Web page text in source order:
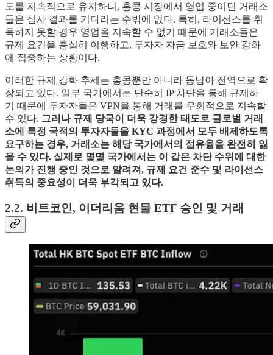
도를 지속적으로 유지하니, 홍콩 시장에서 영업 중이던 거래소
들은 심사 결과를 기다리는 수밖에 없다. 특히, 라이선스를 취
득하지 못할 경우 영업을 지속할 수 없기 때문에 거래소들은
규제 요건을 충실히 이행하고, 투자자 자금 보호와 보안 강화
에 집중하는 상황이다.
이러한 규제 강화 추세는 홍콩뿐만 아니라 동남아 전역으로 확
장되고 있다. 일부 국가에서는 단순히 IP 차단을 통해 규제하
기 때문에 투자자들은 VPN을 통해 거래를 우회적으로 지속할
수 있다. 그러나 규제 당국이 더욱 강경한 태도로 글로벌 거래
소에 특정 국적의 투자자들을 KYC 과정에서 모두 배제하도록
요구하는 경우, 거래소는 해당 국가에서의 점유율을 완전히 잃
을 수 있다. 실제로 몇몇 국가에서는 이 같은 차단 수위에 대한
논의가 진행 중인 것으로 알려져, 규제 요건 준수 및 라이선스
취득의 중요성이 더욱 부각되고 있다.
2.2. 비트코인, 이더리움 현물 ETF 승인 및 거래